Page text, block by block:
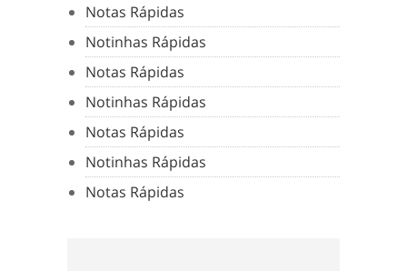
Notas Rápidas
Notinhas Rápidas
Notas Rápidas
Notinhas Rápidas
Notas Rápidas
Notinhas Rápidas
Notas Rápidas